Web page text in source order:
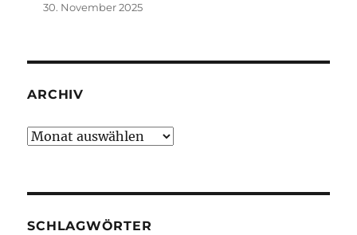
30. November 2025
ARCHIV
Archiv
SCHLAGWÖRTER